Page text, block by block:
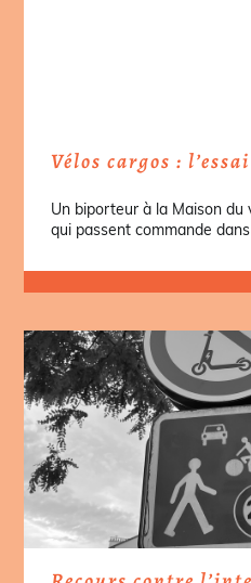
Vélos cargos :
Un biporteur à la Maison du
qui passent commande